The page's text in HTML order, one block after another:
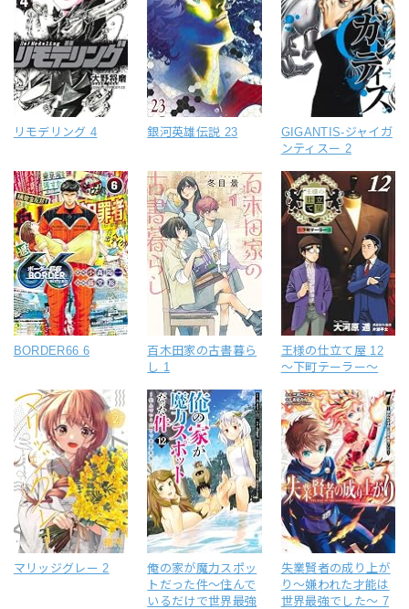
リモデリング 4 銀河英雄伝説 23
GIGANTIS-ジャイガ
ンティスー 2
BORDER66 6
百木田家の古書暮ら
し 1
王様の仕立て屋 12
～下町テーラー～
マリッジグレー 2
俺の家が魔力スポッ
トだった件～住んで
いるだけで世界最強
失業賢者の成り上が
り～嫌われた才能は
世界最強でした～ 7